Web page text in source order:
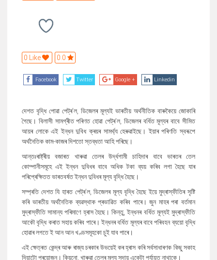
0 Like 0.0
Facebook Twitter Google + Linkedin
দেশত বৃদ্ধি পোৱা পেট্ৰ’ল, ডিজেলৰ মূল্যই ভাৰতীয় অৰ্থনীতিক বাৰুকৈয়ে জোকাৰি
গৈছে। বিলাসী সামগ্ৰীত পৰিণত হোৱা পেট্ৰ’ল, ডিজেলৰ বৰ্ধিত মূল্যৰ বাবে সীমিত
আয়ৰ লোকে এই ইন্ধন দুবিধ ক্ৰয়ৰ সামৰ্থ্য হেৰুৱাইছে। ইয়াৰ পৰিণতি স্বৰূপে
অৰ্থনৈতিক কাম-কাজৰ দিশতো স্তব্ধতা আহি পৰিছে।
আন্তঃৰাষ্ট্ৰীয় বজাৰত খাৰুৱা তেলৰ উৰ্দ্ধগামী চাহিদাৰ বাবে ভাৰতৰ তেল
কোম্পানীসমূহে এই ইন্ধন দুবিধৰ বাবে অধিক টকা ব্যয় কৰিব লগা হৈছে যাৰ
পৰিপ্ৰেক্ষিতত ভাৰতবৰ্ষত ইন্ধন দুবিধৰ মূল্য বৃদ্ধি হৈছে।
সম্প্ৰতি দেশত যি হাৰত পেট্ৰ’ল, ডিজেলৰ মূল্য বৃদ্ধি হৈছে ইয়ে মুদ্ৰাস্ফীতিৰ সৃষ্টি
কৰি ভাৰতীয় অৰ্থনৈতিক ব্যৱস্থাক প্ৰভাৱিত কৰিব পাৰে। জুন মাহৰ পৰা বৰ্তমান
মুদ্ৰাস্ফীতি সামান্য পৰিমাণে হ্ৰাস হৈছে। কিন্তু, ইন্ধনৰ বৰ্ধিত মূল্যই মুদ্ৰাস্ফীতি
আকৌ বৃদ্ধি কৰাত সহায় কৰিব পাৰে। ইন্ধনৰ বৰ্ধিত মূল্যৰ বাবে পৰিবহন ব্যয়ো বৃদ্ধি
হোৱাৰ লগতে ই আন আন খণ্ডসমূহকো চুই যাব পাৰে।
এই ক্ষেত্ৰত কেন্দ্ৰ আৰু ৰাজ্য চৰকাৰ উভয়েই কৰ হ্ৰাস কৰি সৰ্বসাধাৰণক কিছু সকাহ
দিয়াটো প্ৰয়োজন। কিয়নো, খাৰুৱা তেলৰ মূল্য সদায় একেটা পৰ্যায়ত নাথাকে।